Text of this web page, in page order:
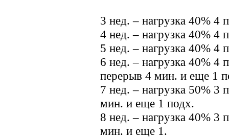
3 нед. – нагрузка 40% 4
4 нед. – нагрузка 40% 4
5 нед. – нагрузка 40% 4
6 нед. – нагрузка 40% 4
перерыв 4 мин. и еще 1
7 нед. – нагрузка 50%
мин. и еще 1 подх.
8 нед. – нагрузка 40%
мин. и еще 1.